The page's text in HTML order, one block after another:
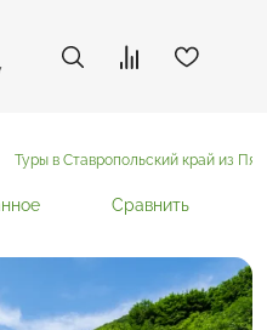
Туры в Ставропольский край из
Сравнить